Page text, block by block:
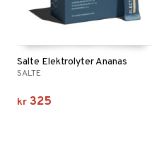
Salte Elektrolyter Ananas
SALTE
kr 325